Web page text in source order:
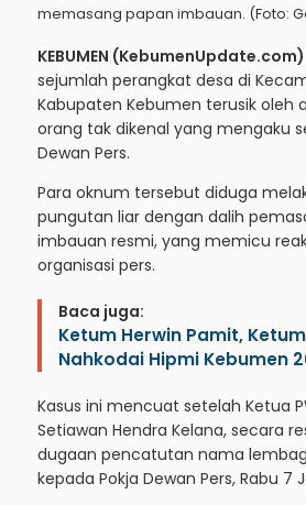
memasang papan imbauan. (Foto:
KEBUMEN
sejumlah perangkat desa di
Kabupaten Kebumen terusik oleh
orang tak dikenal yang mengaku
Dewan Pers.
Para oknum tersebut diduga
pungutan liar dengan dalih
imbauan resmi, yang memicu
organisasi pers.
Baca juga:
Ketum Herwin Pamit,
Nahkodai Hipmi Kebumen
Kasus ini mencuat setelah Ketua
Setiawan Hendra Kelana, secara
dugaan pencatutan nama
kepada Pokja Dewan Pers, Rabu 7